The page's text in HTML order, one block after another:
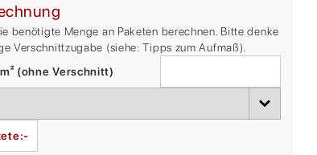
benötigte Menge an Paketen berechnen. Bitte denke
Verschnittzugabe (siehe: Tipps zum Aufmaß).
(ohne Verschnitt)
-